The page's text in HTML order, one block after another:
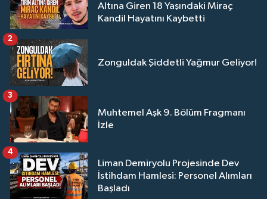
Altına Giren 18 Yaşındaki Miraç
Kandil Hayatını Kaybetti
Zonguldak Şiddetli Yağmur Geliyor!
2
Muhtemel Aşk 9. Bölüm Fragmanı
İzle
3
Liman Demiryolu Projesinde Dev
İstihdam Hamlesi: Personel Alımları
Başladı
4